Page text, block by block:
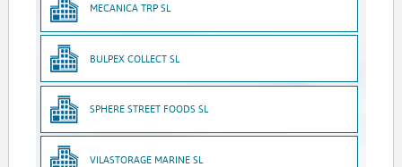
MECANICA TRP SL
BULPEX COLLECT SL
SPHERE STREET FOODS SL
VILASTORAGE MARINE SL